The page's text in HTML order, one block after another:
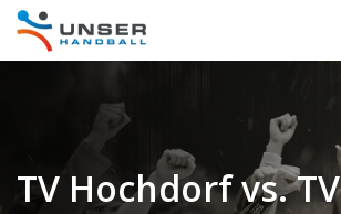
TV Hochdorf vs. TV